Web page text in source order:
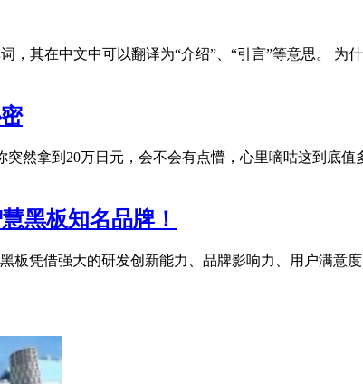
，其在中文中可以翻译为“介绍”、“引言”等意思。 为
然拿到20万日元，会不会有点懵，心里嘀咕这到底
黑板知名品牌！
板凭借强大的研发创新能力、品牌影响力、用户满意